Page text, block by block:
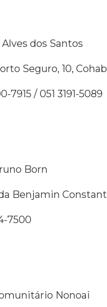
dos Santos
Seguro, 10,
7915 / 051 3191-5089
Born
Benjamin
7500
Nonoai